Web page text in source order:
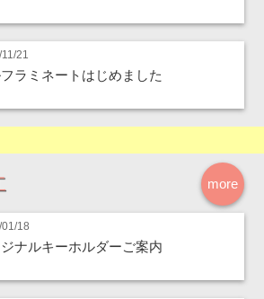
21
ラミネートはじめました
more
18
ナルキーホルダーご案内